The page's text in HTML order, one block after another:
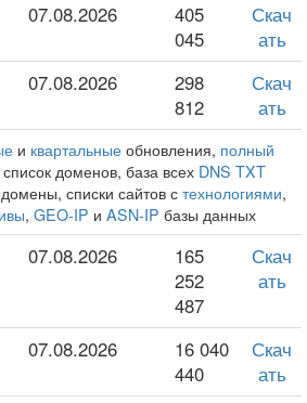
07.08.2026
405
045
Скач
ать
07.08.2026
298
812
Скач
ать
и квартальные обновления, полный
список доменов, база всех DNS TXT
списки сайтов с технологиями,
, GEO-IP и ASN-IP базы данных
07.08.2026
165
252
487
Скач
ать
07.08.2026
16 040
440
Скач
ать